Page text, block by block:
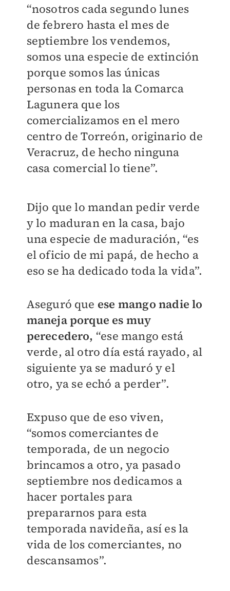
“nosotros cada segundo lunes
de febrero hasta el mes de
septiembre los vendemos,
somos una especie de extinción
porque somos las únicas
personas en toda la Comarca
Lagunera que los
comercializamos en el mero
centro de Torreón, originario de
Veracruz, de hecho ninguna
casa comercial lo tiene”.
Dijo que lo mandan pedir verde
y lo maduran en la casa, bajo
una especie de maduración, “es
el oficio de mi papá, de hecho a
eso se ha dedicado toda la vida”.
Aseguró que ese mango nadie lo
maneja porque es muy
perecedero, “ese mango está
verde, al otro día está rayado, al
siguiente ya se maduró y el
otro, ya se echó a perder”.
Expuso que de eso viven,
“somos comerciantes de
temporada, de un negocio
brincamos a otro, ya pasado
septiembre nos dedicamos a
hacer portales para
prepararnos para esta
temporada navideña, así es la
vida de los comerciantes, no
descansamos”.